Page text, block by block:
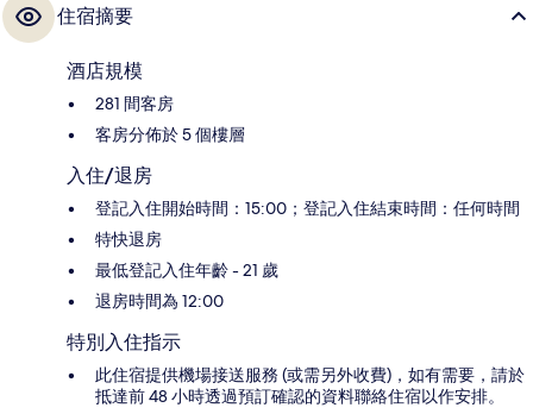
住宿摘要
酒店規模
281 間客房
客房分佈於 5 個樓層
入住/退房
登記入住開始時間：15:00；登記入住結束時間：任何時間
特快退房
最低登記入住年齡 - 21 歲
退房時間為 12:00
特別入住指示
此住宿提供機場接送服務 (或需另外收費)，如有需要，請於
抵達前 48 小時透過預訂確認的資料聯絡住宿以作安排。